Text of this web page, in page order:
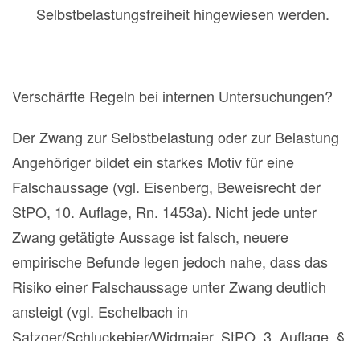
Selbstbelastungsfreiheit hingewiesen werden.
Verschärfte Regeln bei internen Untersuchungen?
Der Zwang zur Selbstbelastung oder zur Belastung
Angehöriger bildet ein starkes Motiv für eine
Falschaussage (vgl. Eisenberg, Beweisrecht der
StPO, 10. Auflage, Rn. 1453a). Nicht jede unter
Zwang getätigte Aussage ist falsch, neuere
empirische Befunde legen jedoch nahe, dass das
Risiko einer Falschaussage unter Zwang deutlich
ansteigt (vgl. Eschelbach in
Satzger/Schluckebier/Widmaier, StPO, 3. Auflage, §